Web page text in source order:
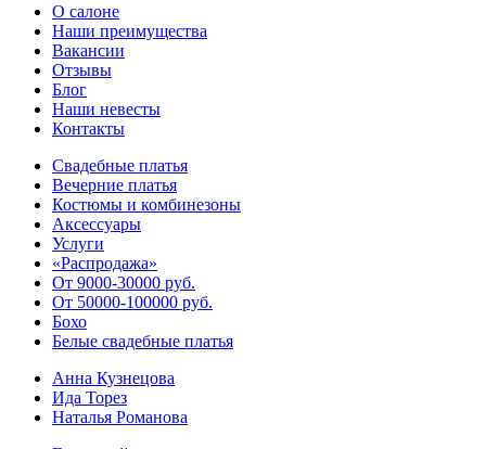
О салоне
Наши преимущества
Вакансии
Отзывы
Блог
Наши невесты
Контакты
Свадебные платья
Вечерние платья
Костюмы и комбинезоны
Аксессуары
Услуги
«Распродажа»
От 9000-30000 руб.
От 50000-100000 руб.
Бохо
Белые свадебные платья
Анна Кузнецова
Ида Торез
Наталья Романова